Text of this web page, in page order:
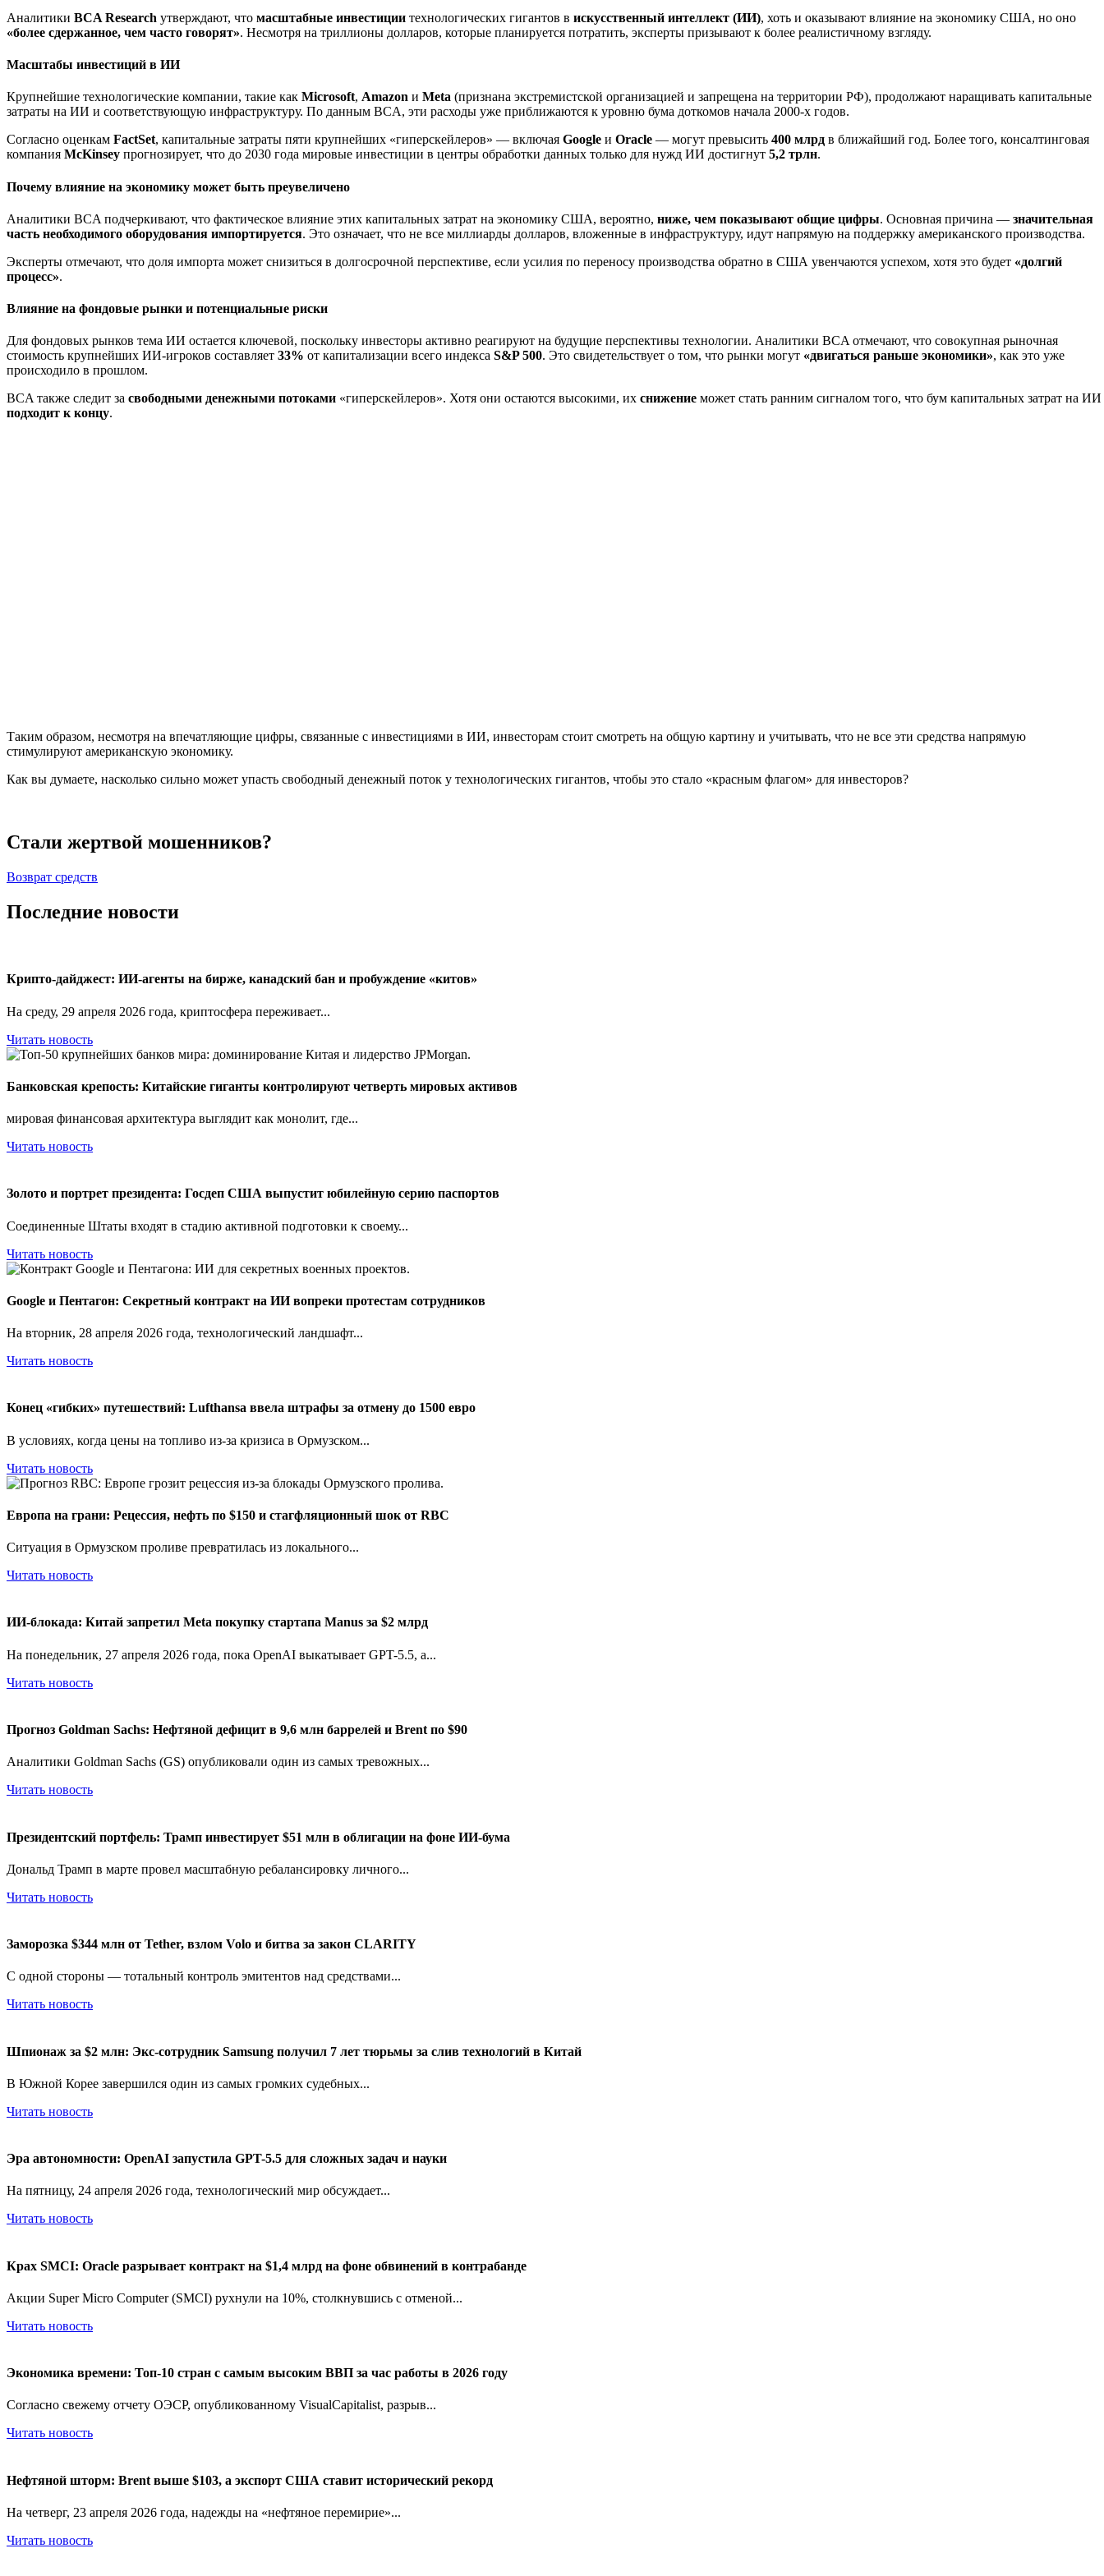
Аналитики BCA Research утверждают, что масштабные инвестиции технологических гигантов в искусственный интеллект (ИИ), хоть и оказывают влияние на экономику США, но оно
«более сдержанное, чем часто говорят». Несмотря на триллионы долларов, которые планируется потратить, эксперты призывают к более реалистичному взгляду.
Масштабы инвестиций в ИИ
Крупнейшие технологические компании, такие как Microsoft, Amazon и Meta (признана экстремистской организацией и запрещена на территории РФ), продолжают наращивать капитальные
затраты на ИИ и соответствующую инфраструктуру. По данным BCA, эти расходы уже приближаются к уровню бума доткомов начала 2000-х годов.
Согласно оценкам FactSet, капитальные затраты пяти крупнейших «гиперскейлеров» — включая Google и Oracle — могут превысить 400 млрд в ближайший год. Более того, консалтинговая
компания McKinsey прогнозирует, что до 2030 года мировые инвестиции в центры обработки данных только для нужд ИИ достигнут 5,2 трлн.
Почему влияние на экономику может быть преувеличено
Аналитики BCA подчеркивают, что фактическое влияние этих капитальных затрат на экономику США, вероятно, ниже, чем показывают общие цифры. Основная причина — значительная
часть необходимого оборудования импортируется. Это означает, что не все миллиарды долларов, вложенные в инфраструктуру, идут напрямую на поддержку американского производства.
Эксперты отмечают, что доля импорта может снизиться в долгосрочной перспективе, если усилия по переносу производства обратно в США увенчаются успехом, хотя это будет «долгий
процесс».
Влияние на фондовые рынки и потенциальные риски
Для фондовых рынков тема ИИ остается ключевой, поскольку инвесторы активно реагируют на будущие перспективы технологии. Аналитики BCA отмечают, что совокупная рыночная
стоимость крупнейших ИИ-игроков составляет 33% от капитализации всего индекса S&P 500. Это свидетельствует о том, что рынки могут «двигаться раньше экономики», как это уже
происходило в прошлом.
BCA также следит за свободными денежными потоками «гиперскейлеров». Хотя они остаются высокими, их снижение может стать ранним сигналом того, что бум капитальных затрат на ИИ
подходит к концу.
Таким образом, несмотря на впечатляющие цифры, связанные с инвестициями в ИИ, инвесторам стоит смотреть на общую картину и учитывать, что не все эти средства напрямую
стимулируют американскую экономику.
Как вы думаете, насколько сильно может упасть свободный денежный поток у технологических гигантов, чтобы это стало «красным флагом» для инвесторов?
Стали жертвой мошенников?
Возврат средств
Последние новости
Крипто-дайджест: ИИ-агенты на бирже, канадский бан и пробуждение «китов»
На среду, 29 апреля 2026 года, криптосфера переживает...
Читать новость
Банковская крепость: Китайские гиганты контролируют четверть мировых активов
мировая финансовая архитектура выглядит как монолит, где...
Читать новость
Золото и портрет президента: Госдеп США выпустит юбилейную серию паспортов
Соединенные Штаты входят в стадию активной подготовки к своему...
Читать новость
Google и Пентагон: Секретный контракт на ИИ вопреки протестам сотрудников
На вторник, 28 апреля 2026 года, технологический ландшафт...
Читать новость
Конец «гибких» путешествий: Lufthansa ввела штрафы за отмену до 1500 евро
В условиях, когда цены на топливо из-за кризиса в Ормузском...
Читать новость
Европа на грани: Рецессия, нефть по $150 и стагфляционный шок от RBC
Ситуация в Ормузском проливе превратилась из локального...
Читать новость
ИИ-блокада: Китай запретил Meta покупку стартапа Manus за $2 млрд
На понедельник, 27 апреля 2026 года, пока OpenAI выкатывает GPT-5.5, а...
Читать новость
Прогноз Goldman Sachs: Нефтяной дефицит в 9,6 млн баррелей и Brent по $90
Аналитики Goldman Sachs (GS) опубликовали один из самых тревожных...
Читать новость
Президентский портфель: Трамп инвестирует $51 млн в облигации на фоне ИИ-бума
Дональд Трамп в марте провел масштабную ребалансировку личного...
Читать новость
Заморозка $344 млн от Tether, взлом Volo и битва за закон CLARITY
С одной стороны — тотальный контроль эмитентов над средствами...
Читать новость
Шпионаж за $2 млн: Экс-сотрудник Samsung получил 7 лет тюрьмы за слив технологий в Китай
В Южной Корее завершился один из самых громких судебных...
Читать новость
Эра автономности: OpenAI запустила GPT-5.5 для сложных задач и науки
На пятницу, 24 апреля 2026 года, технологический мир обсуждает...
Читать новость
Крах SMCI: Oracle разрывает контракт на $1,4 млрд на фоне обвинений в контрабанде
Акции Super Micro Computer (SMCI) рухнули на 10%, столкнувшись с отменой...
Читать новость
Экономика времени: Топ-10 стран с самым высоким ВВП за час работы в 2026 году
Согласно свежему отчету ОЭСР, опубликованному VisualCapitalist, разрыв...
Читать новость
Нефтяной шторм: Brent выше $103, а экспорт США ставит исторический рекорд
На четверг, 23 апреля 2026 года, надежды на «нефтяное перемирие»...
Читать новость